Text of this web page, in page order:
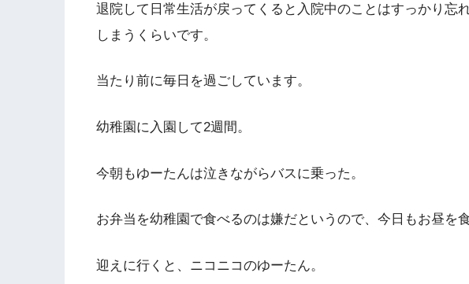
退院して日常生活が戻ってくると入院中のことはすっかり忘
しまうくらいです。
当たり前に毎日を過ごしています。
幼稚園に入園して2週間。
今朝もゆーたんは泣きながらバスに乗った。
お弁当を幼稚園で食べるのは嫌だというので、今日もお昼を
迎えに行くと、ニコニコのゆーたん。